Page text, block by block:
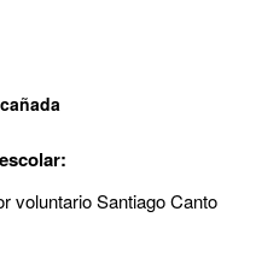
voluntario Santiago Canto